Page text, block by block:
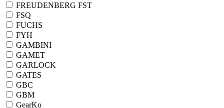
FREUDENBERG FST
FSQ
FUCHS
FYH
GAMBINI
GAMET
GARLOCK
GATES
GBC
GBM
GearKo